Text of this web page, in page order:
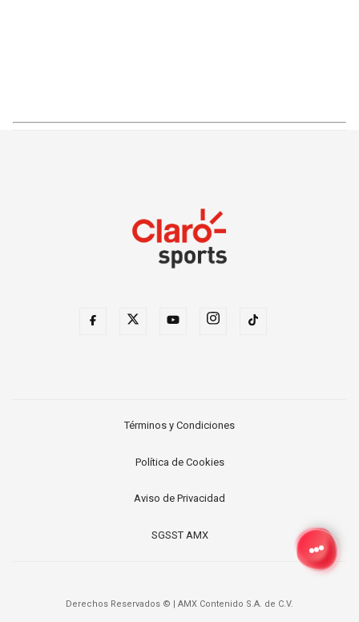
Términos y Condiciones
Política de Cookies
Aviso de Privacidad
SGSST AMX
Derechos Reservados © AMX Contenido S.A. de C.V.